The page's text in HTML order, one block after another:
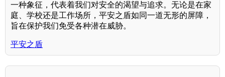
一种象征，代表着我们对安全的渴望与追求。无论是在家
庭、学校还是工作场所，平安之盾如同一道无形的屏障，
旨在保护我们免受各种潜在威胁。
平安之盾